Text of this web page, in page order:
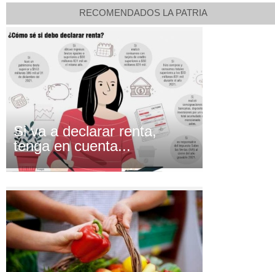
RECOMENDADOS LA PATRIA
Si va a declarar renta,
tenga en cuenta...